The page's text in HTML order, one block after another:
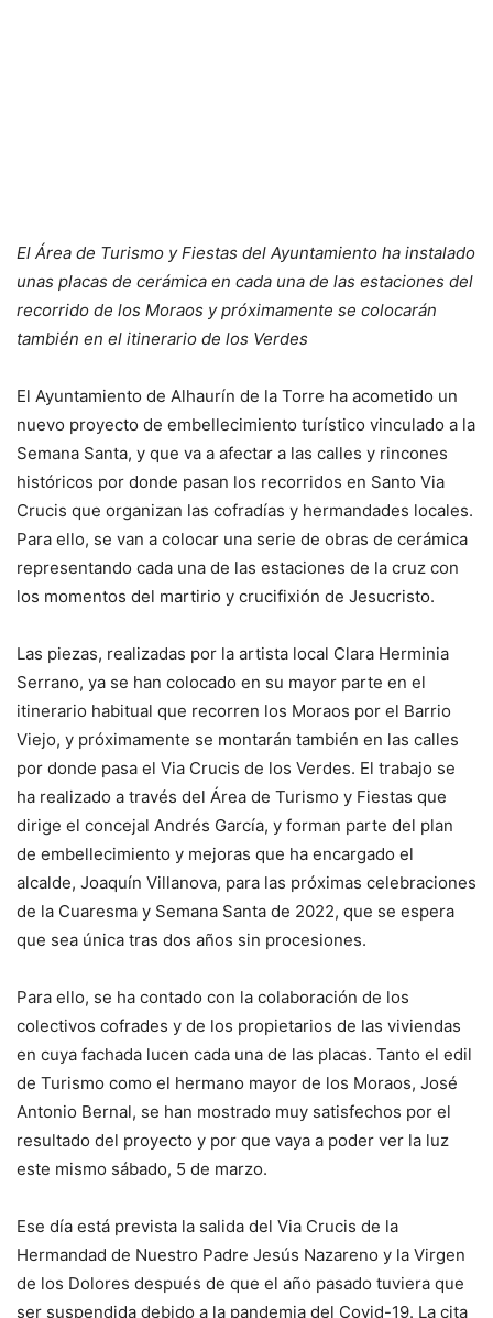
El Área de Turismo y Fiestas del Ayuntamiento ha instalado
unas placas de cerámica en cada una de las estaciones del
recorrido de los Moraos y próximamente se colocarán
también en el itinerario de los Verdes
El Ayuntamiento de Alhaurín de la Torre ha acometido un
nuevo proyecto de embellecimiento turístico vinculado a la
Semana Santa, y que va a afectar a las calles y rincones
históricos por donde pasan los recorridos en Santo Via
Crucis que organizan las cofradías y hermandades locales.
Para ello, se van a colocar una serie de obras de cerámica
representando cada una de las estaciones de la cruz con
los momentos del martirio y crucifixión de Jesucristo.
Las piezas, realizadas por la artista local Clara Herminia
Serrano, ya se han colocado en su mayor parte en el
itinerario habitual que recorren los Moraos por el Barrio
Viejo, y próximamente se montarán también en las calles
por donde pasa el Via Crucis de los Verdes. El trabajo se
ha realizado a través del Área de Turismo y Fiestas que
dirige el concejal Andrés García, y forman parte del plan
de embellecimiento y mejoras que ha encargado el
alcalde, Joaquín Villanova, para las próximas celebraciones
de la Cuaresma y Semana Santa de 2022, que se espera
que sea única tras dos años sin procesiones.
Para ello, se ha contado con la colaboración de los
colectivos cofrades y de los propietarios de las viviendas
en cuya fachada lucen cada una de las placas. Tanto el edil
de Turismo como el hermano mayor de los Moraos, José
Antonio Bernal, se han mostrado muy satisfechos por el
resultado del proyecto y por que vaya a poder ver la luz
este mismo sábado, 5 de marzo.
Ese día está prevista la salida del Via Crucis de la
Hermandad de Nuestro Padre Jesús Nazareno y la Virgen
de los Dolores después de que el año pasado tuviera que
ser suspendida debido a la pandemia del Covid-19. La cita